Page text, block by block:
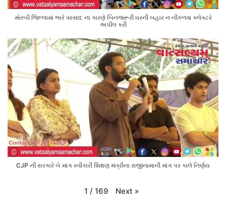
મોરબી જિલ્લામાં ભારે વરસાદ ના કારણે બિનજરૂરી ઘરની બહાર ન નીકળવા કલેક્ટરે
અપીલ કરી
CJP ની સરકારે બે માંગ સ્વીકારી શિક્ષણ મંત્રીના રાજીનામાની માંગ પર કાલે નિર્ણય
1 / 169 Next »